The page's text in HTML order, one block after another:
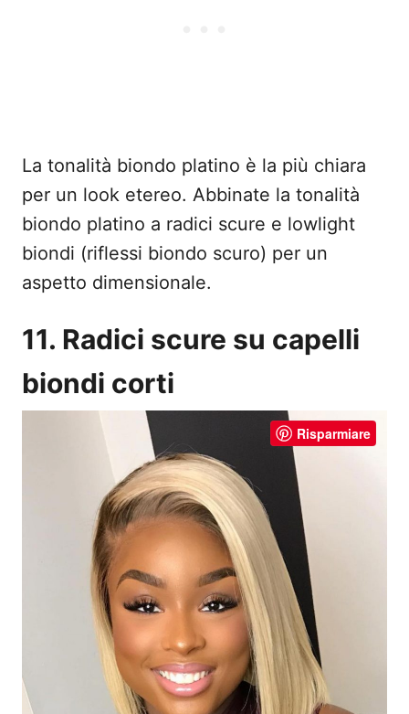
La tonalità biondo platino è la più chiara
per un look etereo. Abbinate la tonalità
biondo platino a radici scure e lowlight
biondi (riflessi biondo scuro) per un
aspetto dimensionale.
11. Radici scure su capelli
biondi corti
Risparmiare